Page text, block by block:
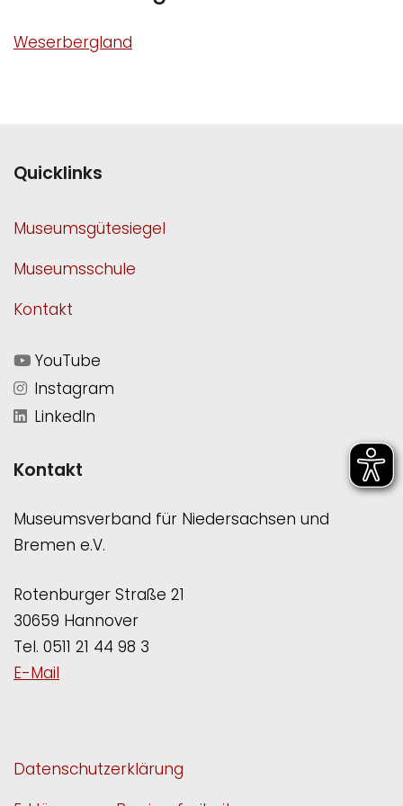
Weserbergland
Quicklinks
Museumsgütesiegel
Museumsschule
Kontakt
YouTube
Instagram
LinkedIn
Kontakt
Museumsverband für Niedersachsen und
Bremen e.V.
Rotenburger Straße 21
30659 Hannover
Tel. 0511 21 44 98 3
E-Mail
Datenschutzerklärung